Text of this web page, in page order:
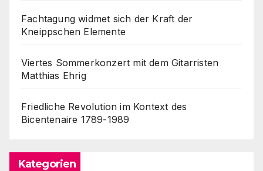
Fachtagung widmet sich der Kraft der
Kneippschen Elemente
Viertes Sommerkonzert mit dem Gitarristen
Matthias Ehrig
Friedliche Revolution im Kontext des
Bicentenaire 1789-1989
Kategorien